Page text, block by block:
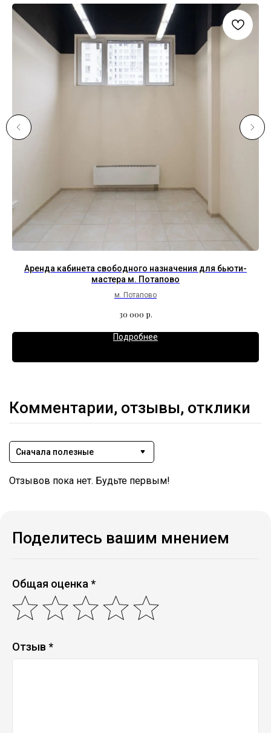
Аренда кабинета свободного назначения для бьюти-
мастера м. Потапово
м. Потапово
30 000 р.
Подробнее
Комментарии, отзывы, отклики
Сначала полезные
Отзывов пока нет. Будьте первым!
Поделитесь вашим мнением
Общая оценка *
Отзыв *